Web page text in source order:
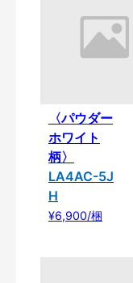
〈パウダー
ホワイト
柄〉
LA4AC-5J
H
¥6,900/梱